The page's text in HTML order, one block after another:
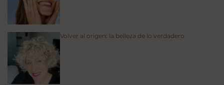
Volver al origen: la belleza de lo verdadero